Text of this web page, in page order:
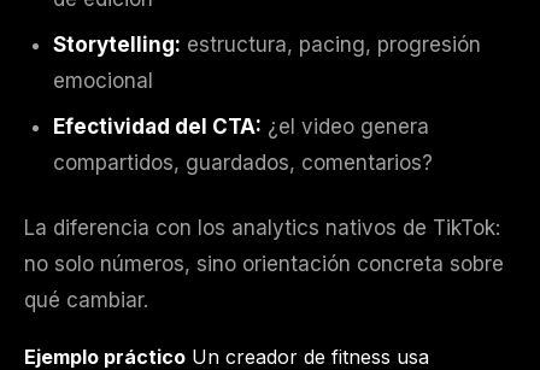
Storytelling: estructura, pacing, progresión
emocional
Efectividad del CTA: ¿el video genera
compartidos, guardados, comentarios?
La diferencia con los analytics nativos de TikTok:
no solo números, sino orientación concreta sobre
qué cambiar.
Ejemplo práctico Un creador de fitness usa